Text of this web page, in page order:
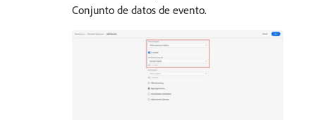
Conjunto de datos de evento.